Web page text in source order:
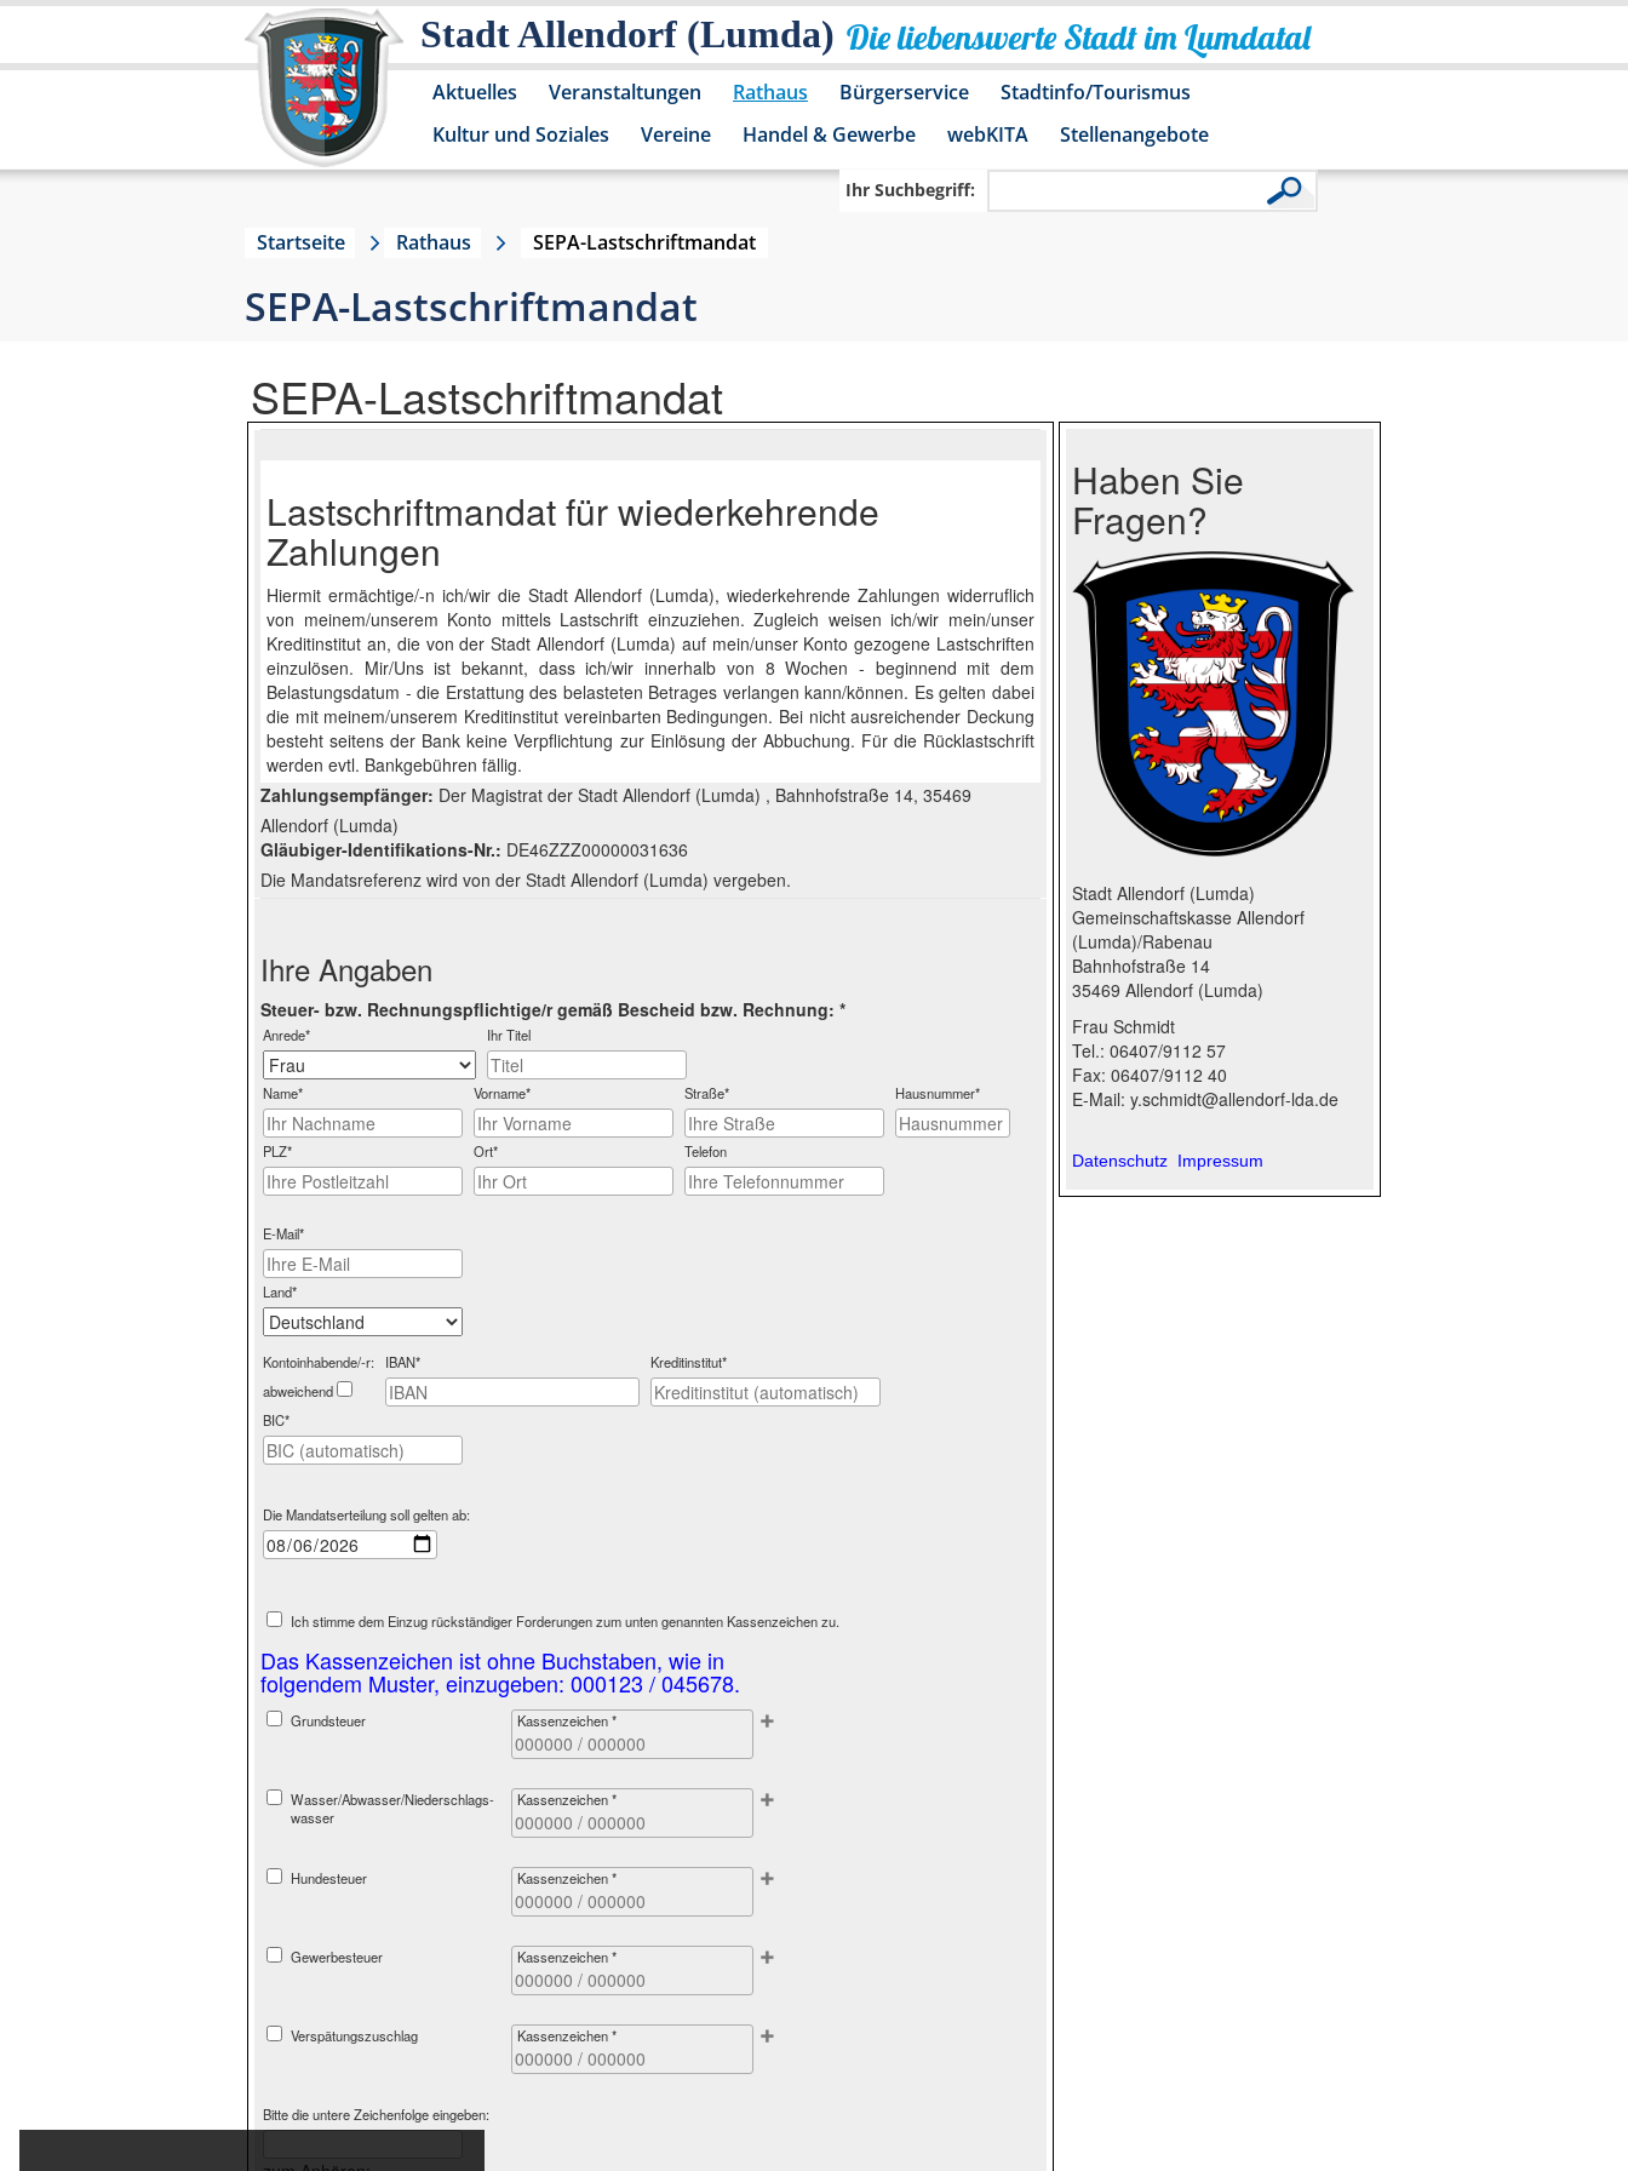
Stadt Allendorf (Lumda) Die liebenswerte Stadt im Lumdatal
Aktuelles Veranstaltungen Rathaus Bürgerservice
Stadtinfo/Tourismus
Kultur und Soziales
Vereine Handel & Gewerbe webKITA Stellenangebote
Ihr Suchbegriff:
Startseite Rathaus SEPA-Lastschriftmandat
SEPA-Lastschriftmandat